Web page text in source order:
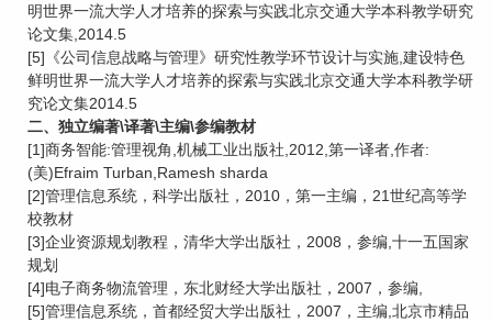
明世界一流大学人才培养的探索与实践北京交通大学本科教学研究
论文集,2014.5
[5]《公司信息战略与管理》研究性教学环节设计与实施,建设特色
鲜明世界一流大学人才培养的探索与实践北京交通大学本科教学研
究论文集2014.5
二、独立编著\译著\主编\参编教材
[1]商务智能:管理视角,机械工业出版社,2012,第一译者,作者:
(美)Efraim Turban,Ramesh sharda
[2]管理信息系统，科学出版社，2010，第一主编，21世纪高等学
校教材
[3]企业资源规划教程，清华大学出版社，2008，参编,十一五国家
规划
[4]电子商务物流管理，东北财经大学出版社，2007，参编,
[5]管理信息系统，首都经贸大学出版社，2007，主编,北京市精品